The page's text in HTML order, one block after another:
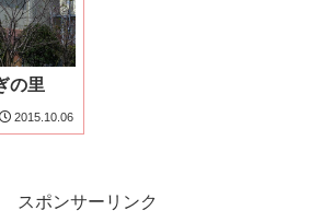
の里
2015.10.06
スポンサーリンク